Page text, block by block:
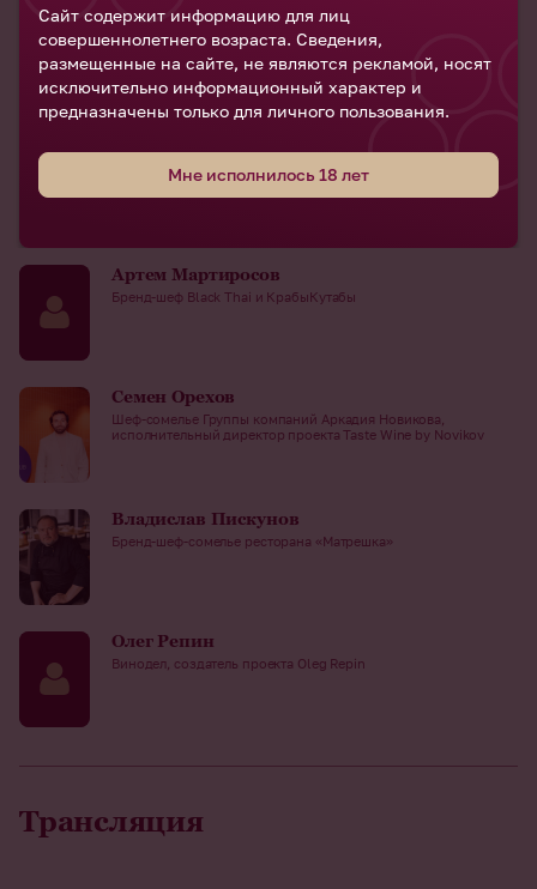
Елена Лебедева
Руководитель направления Wine&Spirits ресторанной группы
Владимира Перельмана
Влада Лесниченко
Сомелье, автор винных карт, автор телеграм-канала «Пьяный
Артем Мартиросов
Бренд-шеф Black Thai и КрабыКутабы
Семен Орехов
Шеф-сомелье Группы компаний Аркадия Новикова,
исполнительный директор проекта Taste Wine by Novikov
Владислав Пискунов
Бренд-шеф-сомелье ресторана «Матрешка»
Олег Репин
Винодел, создатель проекта Oleg Repin
Трансляция
Сайт содержит информацию для лиц
совершеннолетнего возраста. Сведения,
размещенные на сайте, не являются рекламой, носят
исключительно информационный характер и
предназначены только для личного пользования.
Мне исполнилось 18 лет